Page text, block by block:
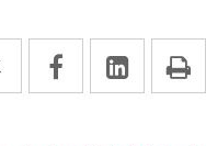
Twitter
Enlace
a
Facebook
Enlace
a
Enlace
a